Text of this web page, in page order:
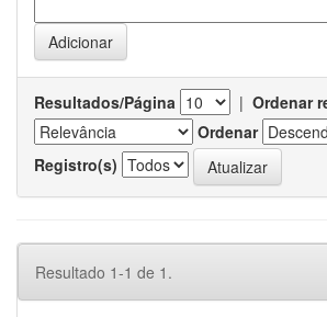
Resultados/Página | Ordenar
Ordenar
Registro(s)
Resultado 1-1 de 1.